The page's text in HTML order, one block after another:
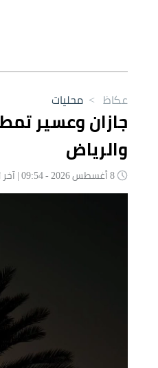
عكاظ > محليات
جازان وعسير
والرياض